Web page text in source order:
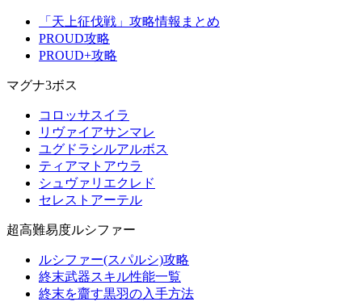
「天上征伐戦」攻略情報まとめ
PROUD攻略
PROUD+攻略
マグナ3ボス
コロッサスイラ
リヴァイアサンマレ
ユグドラシルアルボス
ティアマトアウラ
シュヴァリエクレド
セレストアーテル
超高難易度ルシファー
ルシファー(スパルシ)攻略
終末武器スキル性能一覧
終末を齎す黒羽の入手方法